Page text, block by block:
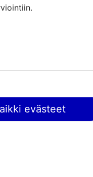
uusista
Tuki
evästeet